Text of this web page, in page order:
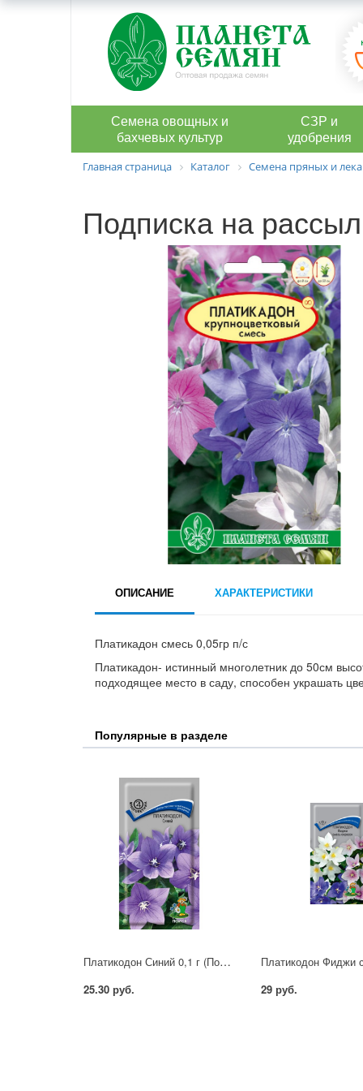
Семена овощных и
бахчевых культур
СЗР и
удобрения
Главная страница Каталог Семена пряных и
Подписка на
ОПИСАНИЕ ХАРАКТЕРИСТИКИ
Платикадон смесь 0,05гр п/с
Платикадон- истинный многолетник до 50см
подходящее место в саду, способен украшать
Популярные в разделе
Платикодон Синий 0,1 г (Поиск)
25.30 руб. 29 руб.